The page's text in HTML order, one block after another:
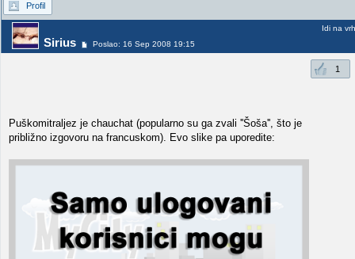
Profil
Sirius Poslao: 16 Sep 2008 19:15
Idi na vrh
1
Puškomitraljez je chauchat (popularno su ga zvali ''Šoša'', što je
približno izgovoru na francuskom). Evo slike pa uporedite: